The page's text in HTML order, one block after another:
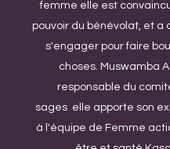
femme elle est
pouvoir du bénévolat, et a
s'engager pour faire
choses. Muswamba
responsable du
sages elle apporte son
à l'équipe de Femme